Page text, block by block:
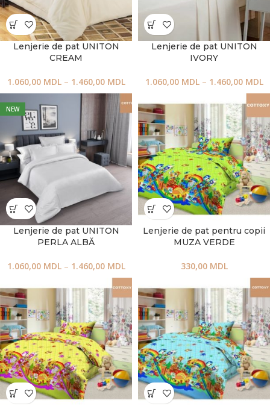
Lenjerie de pat UNITON
CREAM
1.060,00 MDL – 1.460,00 MDL
Lenjerie de pat UNITON
IVORY
1.060,00 MDL – 1.460,00 MDL
NEW
Lenjerie de pat UNITON
PERLA ALBĂ
1.060,00 MDL – 1.460,00 MDL
Lenjerie de pat pentru copii
MUZA VERDE
330,00 MDL